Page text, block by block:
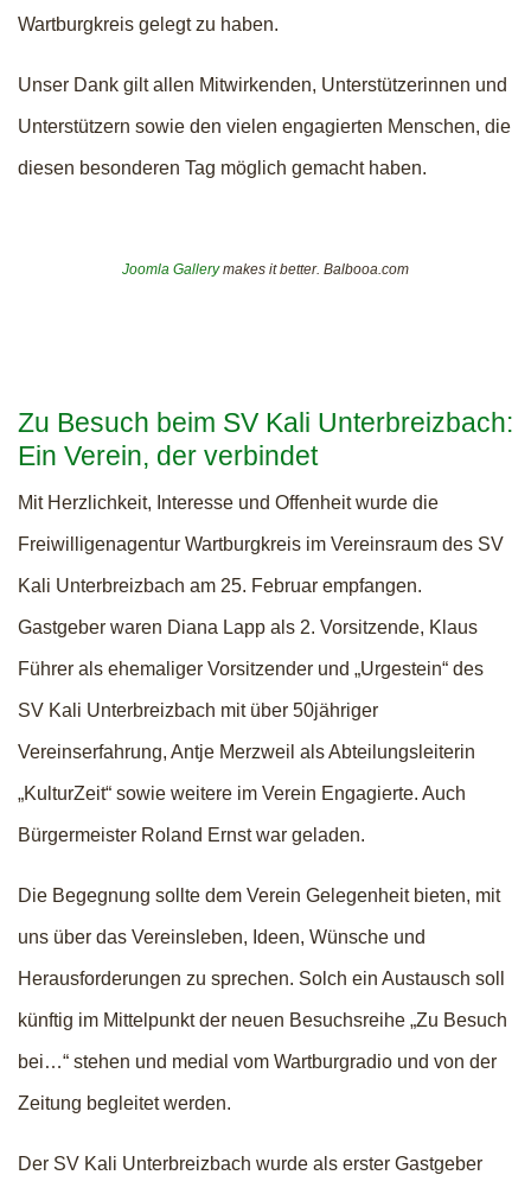
Wartburgkreis gelegt zu haben.
Unser Dank gilt allen Mitwirkenden, Unterstützerinnen und
Unterstützern sowie den vielen engagierten Menschen, die
diesen besonderen Tag möglich gemacht haben.
Joomla Gallerymakes it better. Balbooa.com
Zu Besuch beim SV Kali Unterbreizbach:
Ein Verein, der verbindet
Mit Herzlichkeit, Interesse und Offenheit wurde die
Freiwilligenagentur Wartburgkreis im Vereinsraum des SV
Kali Unterbreizbach am 25. Februar empfangen.
Gastgeber waren Diana Lapp als 2. Vorsitzende, Klaus
Führer als ehemaliger Vorsitzender und „Urgestein“ des
SV Kali Unterbreizbach mit über 50jähriger
Vereinserfahrung, Antje Merzweil als Abteilungsleiterin
„KulturZeit“ sowie weitere im Verein Engagierte. Auch
Bürgermeister Roland Ernst war geladen.
Die Begegnung sollte dem Verein Gelegenheit bieten, mit
uns über das Vereinsleben, Ideen, Wünsche und
Herausforderungen zu sprechen. Solch ein Austausch soll
künftig im Mittelpunkt der neuen Besuchsreihe „Zu Besuch
bei…“ stehen und medial vom Wartburgradio und von der
Zeitung begleitet werden.
Der SV Kali Unterbreizbach wurde als erster Gastgeber